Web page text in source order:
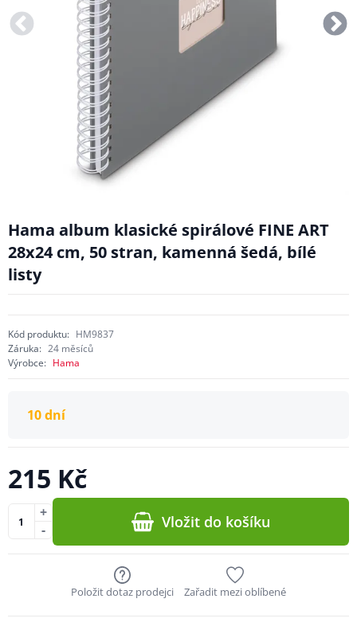
Hama album klasické spirálové FINE ART
28x24 cm, 50 stran, kamenná šedá, bílé
listy
Kód produktu: HM9837
Záruka: 24 měsíců
Výrobce: Hama
10 dní
215 Kč
-
+ Vložit do košíku
Položit dotaz prodejci Zařadit mezi oblíbené